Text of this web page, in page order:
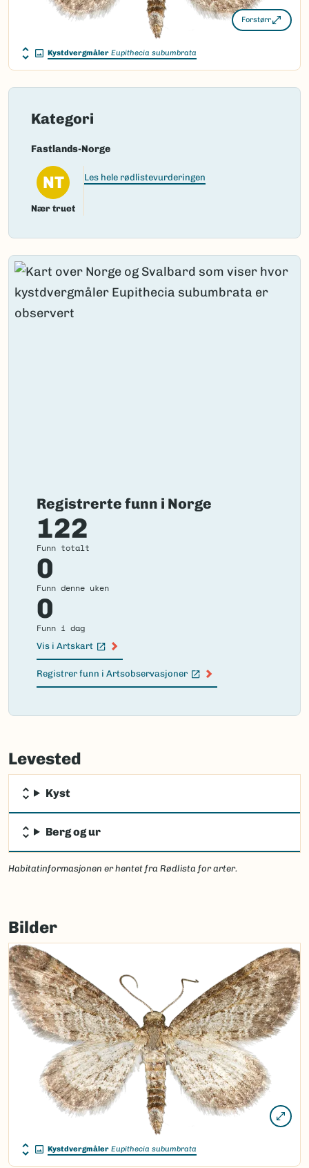
Forstørr
Kystdvergmåler Eupithecia subumbrata
Kategori
Fastlands-Norge
NT
Nær truet
Les hele rødlistevurderingen
Registrerte funn i Norge
122
Funn totalt
0
Funn denne uken
0
Funn i dag
Vis i Artskart
(Ekstern lenke)
Registrer funn i Artsobservasjoner
(Ekstern lenke)
Failed
load
Levested
Kyst
Berg og ur
Habitatinformasjonen er hentet fra Rødlista for arter.
Bilder
Kystdvergmåler Eupithecia subumbrata